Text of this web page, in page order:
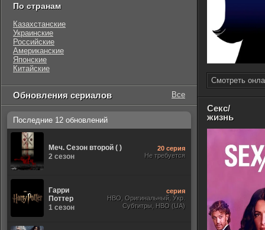
Смотреть
Секс/
жизнь
По странам
Казахстанские
Украинские
Российские
Американские
Японские
Китайские
Обновления сериалов Все
Последние 12 обновлений
Меч. Сезон второй ( )
2 сезон
20 серия
Не требуется
Гарри
Поттер
1 сезон
серия
HBO, Оригинальный, Укр.
Субтитры, HBO (UA)